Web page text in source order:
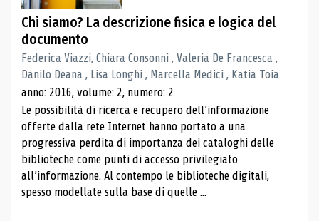
Chi siamo? La descrizione fisica e logica del
documento
Federica Viazzi, Chiara Consonni , Valeria De Francesca ,
Danilo Deana , Lisa Longhi , Marcella Medici , Katia Toia
anno: 2016, volume: 2, numero: 2
Le possibilità di ricerca e recupero dell’informazione
offerte dalla rete Internet hanno portato a una
progressiva perdita di importanza dei cataloghi delle
biblioteche come punti di accesso privilegiato
all’informazione. Al contempo le biblioteche digitali,
spesso modellate sulla base di quelle ...